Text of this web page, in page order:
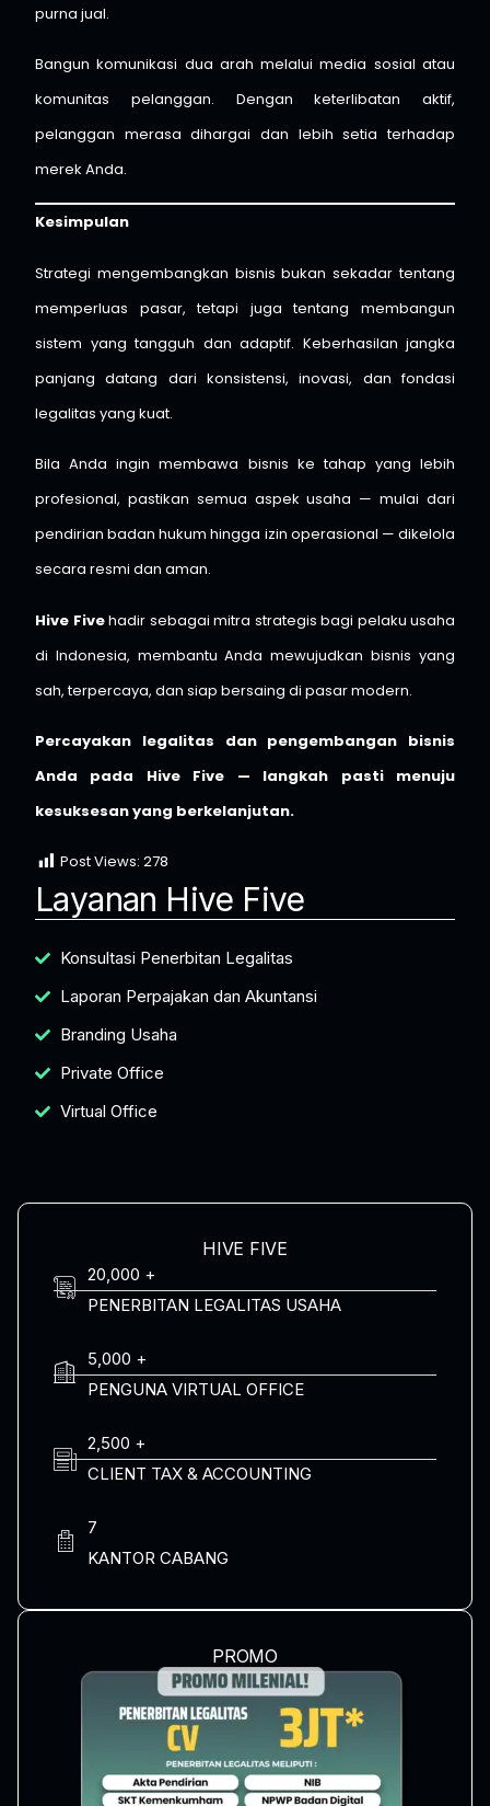
purna jual.
Bangun komunikasi dua arah melalui media sosial atau
komunitas pelanggan. Dengan keterlibatan aktif,
pelanggan merasa dihargai dan lebih setia terhadap
merek Anda.
Kesimpulan
Strategi mengembangkan bisnis bukan sekadar tentang
memperluas pasar, tetapi juga tentang membangun
sistem yang tangguh dan adaptif. Keberhasilan jangka
panjang datang dari konsistensi, inovasi, dan fondasi
legalitas yang kuat.
Bila Anda ingin membawa bisnis ke tahap yang lebih
profesional, pastikan semua aspek usaha — mulai dari
pendirian badan hukum hingga izin operasional — dikelola
secara resmi dan aman.
Hive Fivehadir sebagai mitra strategis bagi pelaku usaha
di Indonesia, membantu Anda mewujudkan bisnis yang
sah, terpercaya, dan siap bersaing di pasar modern.
Percayakan legalitas dan pengembangan bisnis
Anda pada Hive Five — langkah pasti menuju
kesuksesan yang berkelanjutan.
Post Views: 278
Layanan Hive Five
Konsultasi Penerbitan Legalitas
Laporan Perpajakan dan Akuntansi
Branding Usaha
Private Office
Virtual Office
HIVE FIVE
20,000 +
PENERBITAN LEGALITAS USAHA
5,000 +
PENGUNA VIRTUAL OFFICE
2,500 +
CLIENT TAX & ACCOUNTING
7
KANTOR CABANG
PROMO